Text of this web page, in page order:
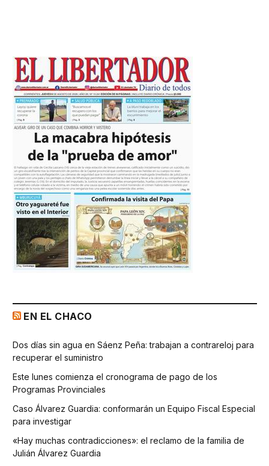
EN EL CHACO
Dos días sin agua en Sáenz Peña: trabajan a contrareloj para
recuperar el suministro
Este lunes comienza el cronograma de pago de los
Programas Provinciales
Caso Álvarez Guardia: conformarán un Equipo Fiscal Especial
para investigar
«Hay muchas contradicciones»: el reclamo de la familia de
Julián Álvarez Guardia